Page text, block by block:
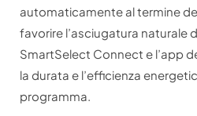
automaticamente al termine
favorire l’asciugatura naturale
SmartSelect Connect e l’app
la durata e l’efficienza
programma.